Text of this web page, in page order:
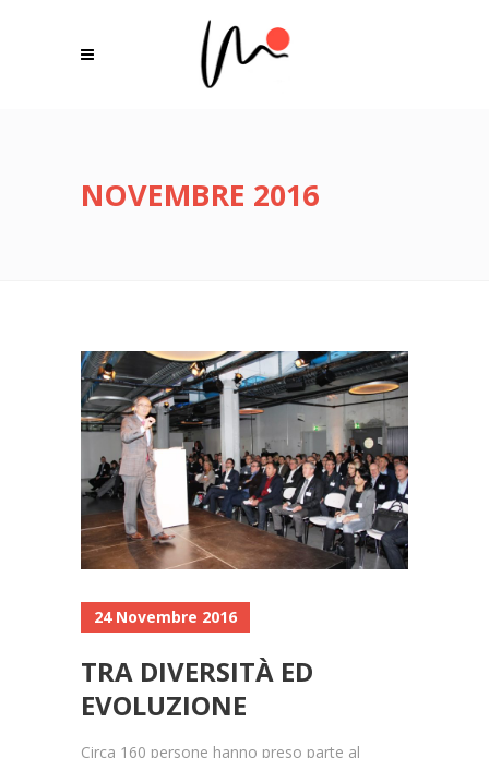
NOVEMBRE 2016
24 Novembre 2016
TRA DIVERSITÀ ED
EVOLUZIONE
Circa 160 persone hanno preso parte al